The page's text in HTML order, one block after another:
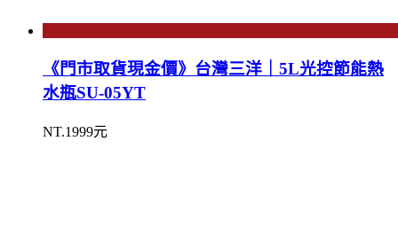
《門市取貨現金價》台灣三洋｜5L光控節能熱
水瓶SU-05YT
NT.1999元